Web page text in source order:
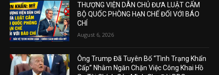
THƯỢNG VIỆN DÂN CHỦ ĐƯA LUẬT CẤM
BỘ QUỐC PHÒNG HẠN CHẾ ĐỐI VỚI BÁO
CHÍ
August 6, 2026
Ông Trump Đã Tuyên Bố “Tình Trạng Khẩn
Cấp” Nhằm Ngăn Chặn Việc Công Khai Hồ